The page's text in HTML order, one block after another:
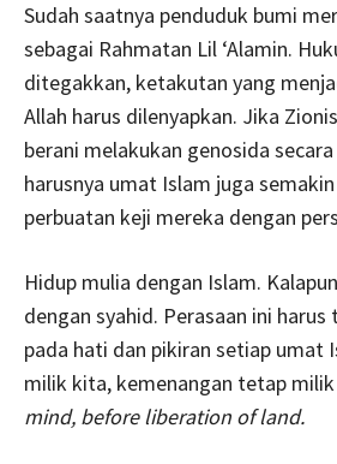
Sudah saatnya penduduk bumi
sebagai Rahmatan Lil ‘Alamin.
ditegakkan, ketakutan yang
Allah harus dilenyapkan. Jika
berani melakukan genosida
harusnya umat Islam juga
perbuatan keji mereka dengan
Hidup mulia dengan Islam.
dengan syahid. Perasaan ini
pada hati dan pikiran setiap umat
milik kita, kemenangan tetap milik
mind, before liberation of land.